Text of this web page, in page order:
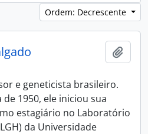
Ordem: Decrescente
e geneticista brasileiro.
1950, ele iniciou sua
estagiário no Laboratório
da Universidade